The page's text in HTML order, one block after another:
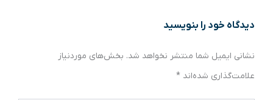
دیدگاه‌ خود را بنویسید
نشانی ایمیل شما منتشر نخواهد شد. بخش‌های موردنیاز
علامت‌گذاری شده‌اند *